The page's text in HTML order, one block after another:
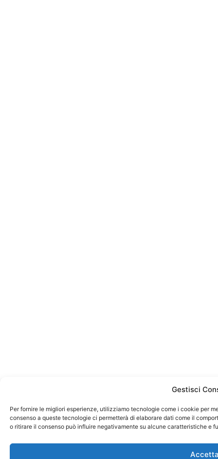
Gestisci
Per fornire le migliori esperienze, utilizziamo tecnologie come i cookie per
consenso a queste tecnologie ci permetterà di elaborare dati come il
o ritirare il consenso può influire negativamente su alcune caratteristiche e